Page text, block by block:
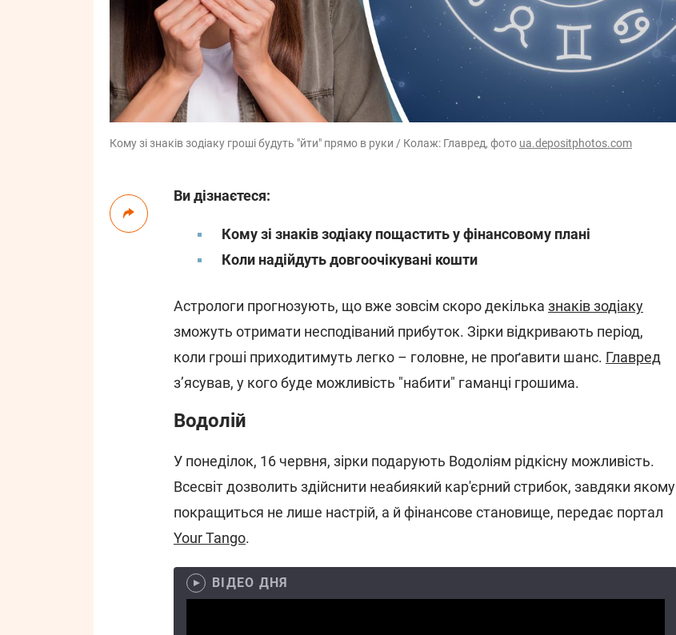
Кому зі знаків зодіаку гроші будуть "йти" прямо в руки / Колаж: Главред, фото ua.depositphotos.com
Ви дізнаєтеся:
Кому зі знаків зодіаку пощастить у фінансовому плані
Коли надійдуть довгоочікувані кошти
Астрологи прогнозують, що вже зовсім скоро декілька знаків зодіаку
зможуть отримати несподіваний прибуток. Зірки відкривають період,
коли гроші приходитимуть легко – головне, не проґавити шанс. Главред
зʼясував, у кого буде можливість "набити" гаманці грошима.
Водолій
У понеділок, 16 червня, зірки подарують Водоліям рідкісну можливість.
Всесвіт дозволить здійснити неабиякий кар'єрний стрибок, завдяки якому
покращиться не лише настрій, а й фінансове становище, передає портал
Your Tango.
ВІДЕО ДНЯ